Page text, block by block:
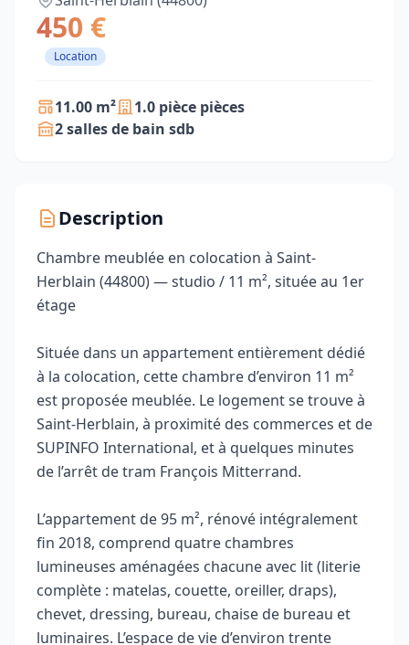
450 €
Location
11.00 m²
1.0 pièce pièces
2 salles de bain sdb
Description
Chambre meublée en colocation à Saint-
Herblain (44800) — studio / 11 m², située au 1er
étage
Située dans un appartement entièrement dédié
à la colocation, cette chambre d’environ 11 m²
est proposée meublée. Le logement se trouve à
Saint-Herblain, à proximité des commerces et de
SUPINFO International, et à quelques minutes
de l’arrêt de tram François Mitterrand.
L’appartement de 95 m², rénové intégralement
fin 2018, comprend quatre chambres
lumineuses aménagées chacune avec lit (literie
complète : matelas, couette, oreiller, draps),
chevet, dressing, bureau, chaise de bureau et
luminaires. L’espace de vie d’environ trente